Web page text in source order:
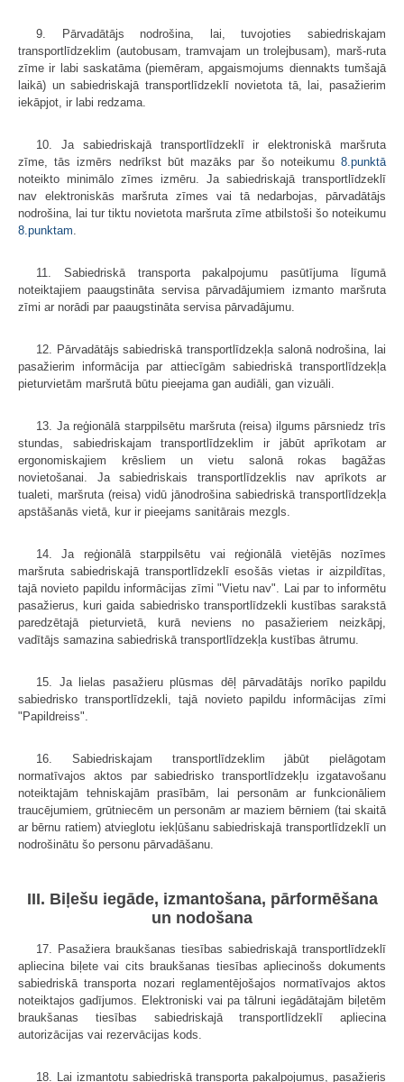
9. Pārvadātājs nodrošina, lai, tuvojoties sabiedriskajam
transportlīdzeklim (autobusam, tramvajam un trolejbusam), marš-ruta
zīme ir labi saskatāma (piemēram, apgaismojums diennakts tumšajā
laikā) un sabiedriskajā transportlīdzeklī novietota tā, lai, pasažierim
iekāpjot, ir labi redzama.
10. Ja sabiedriskajā transportlīdzeklī ir elektroniskā maršruta
zīme, tās izmērs nedrīkst būt mazāks par šo noteikumu 8.punktā
noteikto minimālo zīmes izmēru. Ja sabiedriskajā transportlīdzeklī
nav elektroniskās maršruta zīmes vai tā nedarbojas, pārvadātājs
nodrošina, lai tur tiktu novietota maršruta zīme atbilstoši šo noteikumu
8.punktam.
11. Sabiedriskā transporta pakalpojumu pasūtījuma līgumā
noteiktajiem paaugstināta servisa pārvadājumiem izmanto maršruta
zīmi ar norādi par paaugstināta servisa pārvadājumu.
12. Pārvadātājs sabiedriskā transportlīdzekļa salonā nodrošina, lai
pasažierim informācija par attiecīgām sabiedriskā transportlīdzekļa
pieturvietām maršrutā būtu pieejama gan audiāli, gan vizuāli.
13. Ja reģionālā starppilsētu maršruta (reisa) ilgums pārsniedz trīs
stundas, sabiedriskajam transportlīdzeklim ir jābūt aprīkotam ar
ergonomiskajiem krēsliem un vietu salonā rokas bagāžas
novietošanai. Ja sabiedriskais transportlīdzeklis nav aprīkots ar
tualeti, maršruta (reisa) vidū jānodrošina sabiedriskā transportlīdzekļa
apstāšanās vietā, kur ir pieejams sanitārais mezgls.
14. Ja reģionālā starppilsētu vai reģionālā vietējās nozīmes
maršruta sabiedriskajā transportlīdzeklī esošās vietas ir aizpildītas,
tajā novieto papildu informācijas zīmi "Vietu nav". Lai par to informētu
pasažierus, kuri gaida sabiedrisko transportlīdzekli kustības sarakstā
paredzētajā pieturvietā, kurā neviens no pasažieriem neizkāpj,
vadītājs samazina sabiedriskā transportlīdzekļa kustības ātrumu.
15. Ja lielas pasažieru plūsmas dēļ pārvadātājs norīko papildu
sabiedrisko transportlīdzekli, tajā novieto papildu informācijas zīmi
"Papildreiss".
16. Sabiedriskajam transportlīdzeklim jābūt pielāgotam
normatīvajos aktos par sabiedrisko transportlīdzekļu izgatavošanu
noteiktajām tehniskajām prasībām, lai personām ar funkcionāliem
traucējumiem, grūtniecēm un personām ar maziem bērniem (tai skaitā
ar bērnu ratiem) atvieglotu iekļūšanu sabiedriskajā transportlīdzeklī un
nodrošinātu šo personu pārvadāšanu.
III. Biļešu iegāde, izmantošana, pārformēšana
un nodošana
17. Pasažiera braukšanas tiesības sabiedriskajā transportlīdzeklī
apliecina biļete vai cits braukšanas tiesības apliecinošs dokuments
sabiedriskā transporta nozari reglamentējošajos normatīvajos aktos
noteiktajos gadījumos. Elektroniski vai pa tālruni iegādātajām biļetēm
braukšanas tiesības sabiedriskajā transportlīdzeklī apliecina
autorizācijas vai rezervācijas kods.
18. Lai izmantotu sabiedriskā transporta pakalpojumus, pasažieris